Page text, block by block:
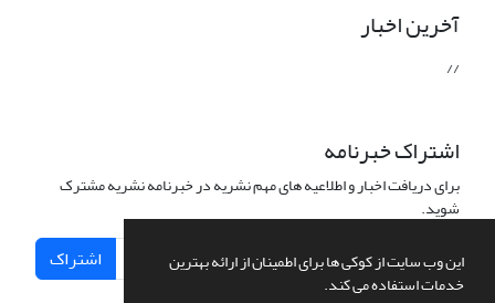
این وب سایت از کوکی ها برای اطمینان از ارائه بهترین
خدمات استفاده می کند.
آخرین اخبار
//
اشتراک خبرنامه
برای دریافت اخبار و اطلاعیه های مهم نشریه در خبرنامه نشریه مشترک
شوید.
اشتراک